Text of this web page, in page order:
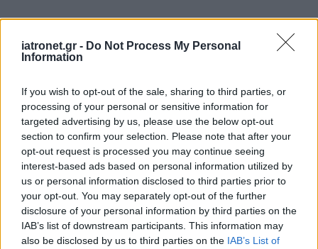
iatronet.gr - Do Not Process My Personal
Information
If you wish to opt-out of the sale, sharing to third parties, or
processing of your personal or sensitive information for
targeted advertising by us, please use the below opt-out
section to confirm your selection. Please note that after your
opt-out request is processed you may continue seeing
interest-based ads based on personal information utilized by
us or personal information disclosed to third parties prior to
your opt-out. You may separately opt-out of the further
disclosure of your personal information by third parties on the
IAB’s list of downstream participants. This information may
also be disclosed by us to third parties on the IAB’s List of